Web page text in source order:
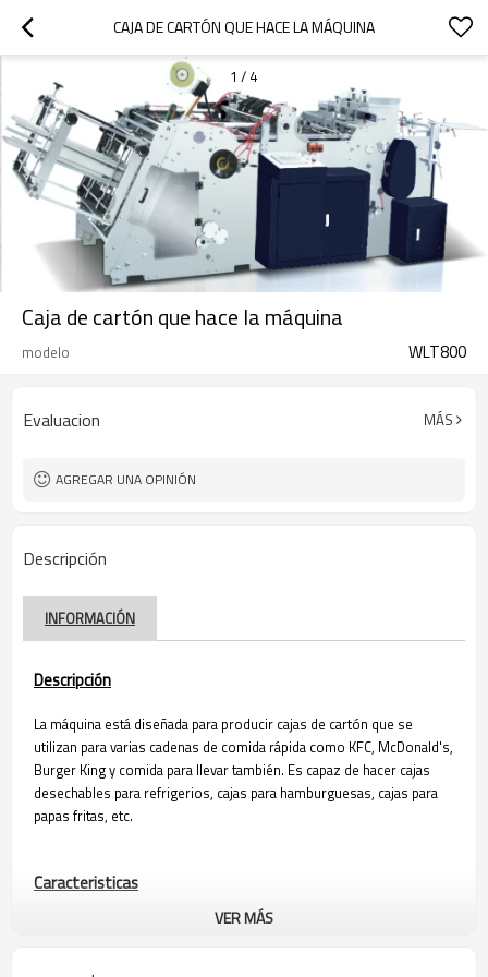
CAJA DE CARTÓN QUE HACE LA MÁQUINA
1 / 4
Caja de cartón que hace la máquina
modelo WLT800
Evaluacion MÁS
AGREGAR UNA OPINIÓN
Descripción
INFORMACIÓN
Descripción
La máquina está diseñada para producir cajas de cartón que se
utilizan para varias cadenas de comida rápida como KFC, McDonald's,
Burger King y comida para llevar también. Es capaz de hacer cajas
desechables para refrigerios, cajas para hamburguesas, cajas para
papas fritas, etc.
Caracteristicas
1. Diseño compacto, fácil instalación.
funcionamiento estable, alta precisión.
VER MÁS